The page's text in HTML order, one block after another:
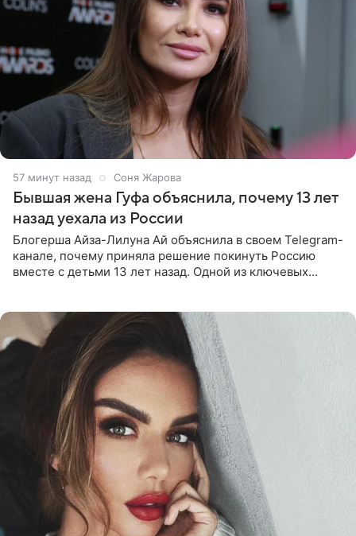
58 минут назад Соня Жарова
Бывшая жена Гуфа объяснила, почему 13 лет
назад уехала из России
Блогерша Айза-Лилуна Ай объяснила в своем Telegram-
канале, почему приняла решение покинуть Россию
вместе с детьми 13 лет назад. Одной из ключевых